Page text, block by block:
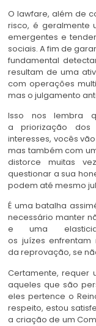
O lawfare, além de
risco, é geralmente
emergentes e
sociais. A fim de
fundamental
resultam de uma
com operações
mas o julgamento
Isso nos lembra
a priorização dos
interesses, vocês
mas também com
distorce muitas
questionar a sua
podem até mesmo
É uma batalha
necessário manter
e uma
os juízes
da reprovação, se
Certamente, requer
aqueles que são
eles pertence o
respeito, estou
a criação de um